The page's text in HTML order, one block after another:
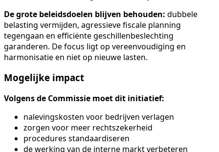
De grote beleidsdoelen blijven behouden: dubbele
belasting vermijden, agressieve fiscale planning
tegengaan en efficiënte geschillenbeslechting
garanderen. De focus ligt op vereenvoudiging en
harmonisatie en niet op nieuwe lasten.
Mogelijke impact
Volgens de Commissie moet dit initiatief:
nalevingskosten voor bedrijven verlagen
zorgen voor meer rechtszekerheid
procedures standaardiseren
de werking van de interne markt verbeteren